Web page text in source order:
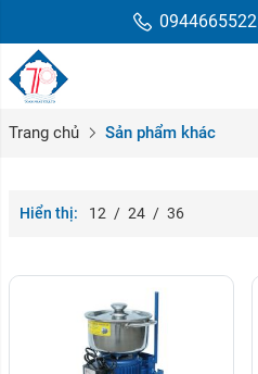
0944665522
Trang chủ Sản phẩm khác
Hiển thị: 12 / 24 / 36